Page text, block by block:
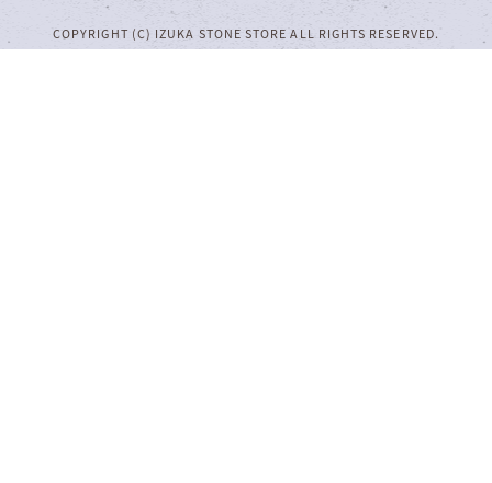
COPYRIGHT (C) IZUKA STONE STORE ALL RIGHTS RESERVED.